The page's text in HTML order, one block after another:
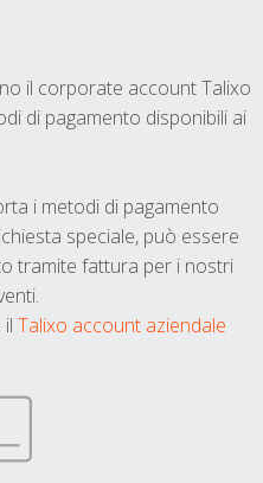
il corporate account Talixo
di pagamento disponibili ai
i metodi di pagamento
speciale, può essere
tramite fattura per i nostri
Talixo account aziendale